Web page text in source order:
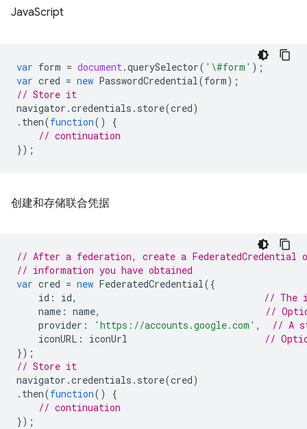
JavaScript
var form = document.querySelector( '\#form' );
var cred = new PasswordCredential(form);
// Store it
navigator .credentials . store(cred)
. then(function()
{
// continuation
});
创建和存储联合凭据
// After a federation, create a FederatedCredential
// information you have obtained
var cred = new FederatedCredential({
id : id,
// The
name : name,
//
provider : 'https://accounts.google.com' ,
// A
iconURL : iconUrl
//
});
// Store it
navigator .credentials . store(cred)
. then(function()
{
// continuation
});